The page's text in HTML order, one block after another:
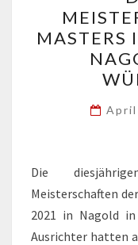
MASTERS
April
Die
Meisterschaften
2021 in Nagold
Ausrichter hatten